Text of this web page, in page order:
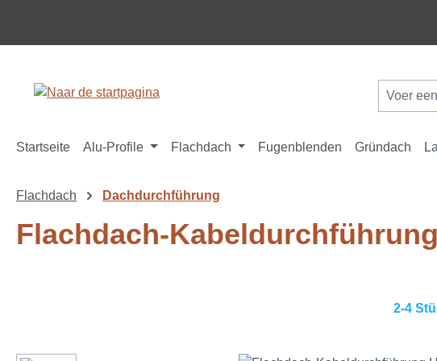
Startseite Alu-Profile Flachdach Fugenblenden Gründach
Flachdach Dachdurchführung
Flachdach-
2-4